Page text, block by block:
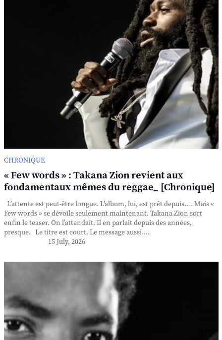
CHRONIQUE
« Few words » : Takana Zion revient aux
fondamentaux mêmes du reggae_ [Chronique]
L’attente est peut-être longue. L’album, lui, est prêt depuis…. Mais «
Few words » se dévoile seulement maintenant. Takana Zion sort
enfin le teaser. On l’attendait. Il en parlait depuis des années,
presque. Le titre est court. Le message aussi....
15 July, 2026